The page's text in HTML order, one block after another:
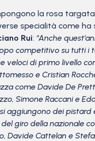
la rosa
specialità come ha
Rui: “Anche
competitivo su tutti i
veloci di primo livello
e Cristian
come Davide De
Simone Raccani e
aggiungono dei pistard
giro della nazionale
Davide Cattelan e